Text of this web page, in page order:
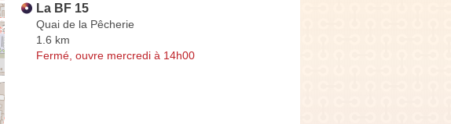
La BF 15
Quai de la Pêcherie
1.6 km
Fermé, ouvre mercredi à 14h00